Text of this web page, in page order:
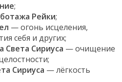
;
Рейки;
— огонь исцеления,
себя и других;
Света Сириуса — очищение
Сириуса — лёгкость